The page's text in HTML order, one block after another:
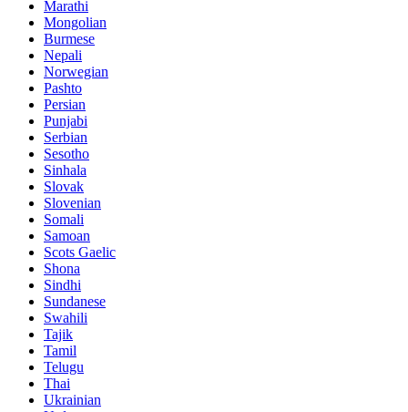
Marathi
Mongolian
Burmese
Nepali
Norwegian
Pashto
Persian
Punjabi
Serbian
Sesotho
Sinhala
Slovak
Slovenian
Somali
Samoan
Scots Gaelic
Shona
Sindhi
Sundanese
Swahili
Tajik
Tamil
Telugu
Thai
Ukrainian